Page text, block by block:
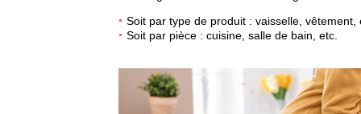
Soit par type de produit : vaisselle, vêtement,
Soit par pièce : cuisine, salle de bain, etc.